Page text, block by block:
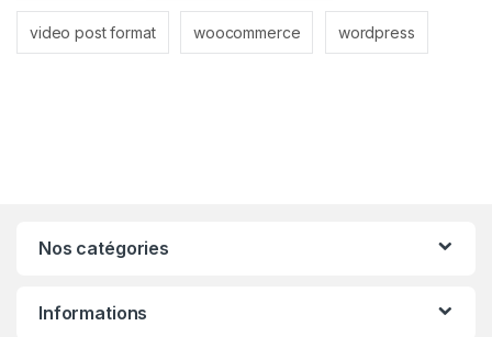
video post format woocommerce wordpress
Nos catégories
Informations